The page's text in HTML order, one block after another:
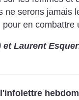
ne serons jamais
pour en combattre
Laurent